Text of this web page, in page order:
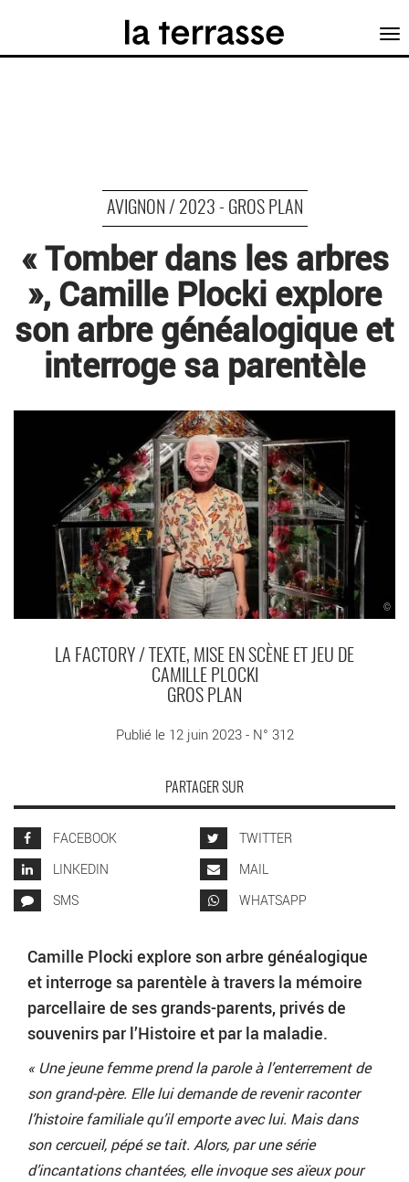
AVIGNON / 2023 - GROS PLAN
« Tomber dans les arbres
», Camille Plocki explore
son arbre généalogique et
interroge sa parentèle
©
LA FACTORY / TEXTE, MISE EN SCÈNE ET JEU DE
CAMILLE PLOCKI
GROS PLAN
Publié le 12 juin 2023 - N° 312
PARTAGER SUR
FACEBOOK
TWITTER
LINKEDIN
MAIL
SMS
WHATSAPP
Camille Plocki explore son arbre généalogique
et interroge sa parentèle à travers la mémoire
parcellaire de ses grands-parents, privés de
souvenirs par l’Histoire et par la maladie.
« Une jeune femme prend la parole à l’enterrement de
son grand-père. Elle lui demande de revenir raconter
l’histoire familiale qu’il emporte avec lui. Mais dans
son cercueil, pépé se tait. Alors, par une série
d’incantations chantées, elle invoque ses aïeux pour